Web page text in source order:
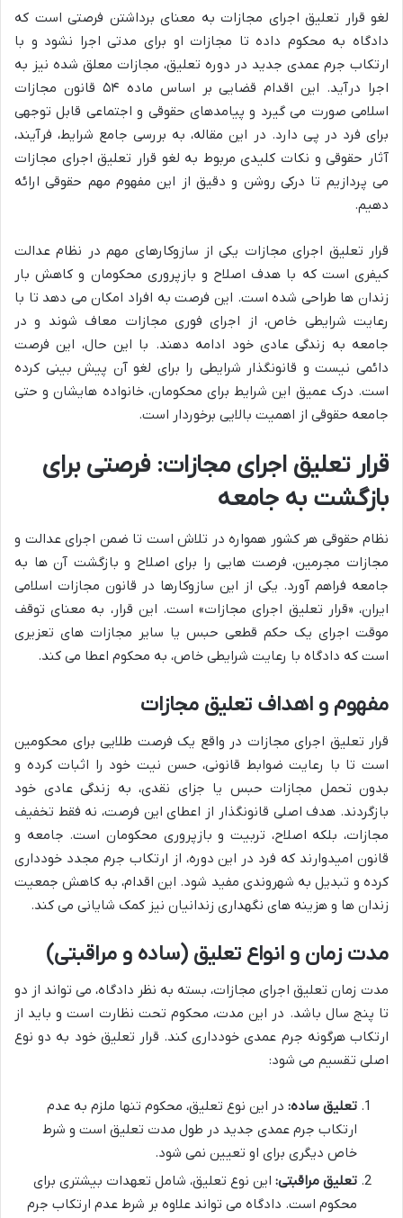
لغو قرار تعلیق اجرای مجازات به معنای برداشتن فرصتی است که
دادگاه به محکوم داده تا مجازات او برای مدتی اجرا نشود و با
ارتکاب جرم عمدی جدید در دوره تعلیق، مجازات معلق شده نیز به
اجرا درآید. این اقدام قضایی بر اساس ماده ۵۴ قانون مجازات
اسلامی صورت می گیرد و پیامدهای حقوقی و اجتماعی قابل توجهی
برای فرد در پی دارد. در این مقاله، به بررسی جامع شرایط، فرآیند،
آثار حقوقی و نکات کلیدی مربوط به لغو قرار تعلیق اجرای مجازات
می پردازیم تا درکی روشن و دقیق از این مفهوم مهم حقوقی ارائه
دهیم.
قرار تعلیق اجرای مجازات یکی از سازوکارهای مهم در نظام عدالت
کیفری است که با هدف اصلاح و بازپروری محکومان و کاهش بار
زندان ها طراحی شده است. این فرصت به افراد امکان می دهد تا با
رعایت شرایطی خاص، از اجرای فوری مجازات معاف شوند و در
جامعه به زندگی عادی خود ادامه دهند. با این حال، این فرصت
دائمی نیست و قانونگذار شرایطی را برای لغو آن پیش بینی کرده
است. درک عمیق این شرایط برای محکومان، خانواده هایشان و حتی
جامعه حقوقی از اهمیت بالایی برخوردار است.
قرار تعلیق اجرای مجازات: فرصتی برای
بازگشت به جامعه
نظام حقوقی هر کشور همواره در تلاش است تا ضمن اجرای عدالت و
مجازات مجرمین، فرصت هایی را برای اصلاح و بازگشت آن ها به
جامعه فراهم آورد. یکی از این سازوکارها در قانون مجازات اسلامی
ایران، «قرار تعلیق اجرای مجازات» است. این قرار، به معنای توقف
موقت اجرای یک حکم قطعی حبس یا سایر مجازات های تعزیری
است که دادگاه با رعایت شرایطی خاص، به محکوم اعطا می کند.
مفهوم و اهداف تعلیق مجازات
قرار تعلیق اجرای مجازات در واقع یک فرصت طلایی برای محکومین
است تا با رعایت ضوابط قانونی، حسن نیت خود را اثبات کرده و
بدون تحمل مجازات حبس یا جزای نقدی، به زندگی عادی خود
بازگردند. هدف اصلی قانونگذار از اعطای این فرصت، نه فقط تخفیف
مجازات، بلکه اصلاح، تربیت و بازپروری محکومان است. جامعه و
قانون امیدوارند که فرد در این دوره، از ارتکاب جرم مجدد خودداری
کرده و تبدیل به شهروندی مفید شود. این اقدام، به کاهش جمعیت
زندان ها و هزینه های نگهداری زندانیان نیز کمک شایانی می کند.
مدت زمان و انواع تعلیق (ساده و مراقبتی)
مدت زمان تعلیق اجرای مجازات، بسته به نظر دادگاه، می تواند از دو
تا پنج سال باشد. در این مدت، محکوم تحت نظارت است و باید از
ارتکاب هرگونه جرم عمدی خودداری کند. قرار تعلیق خود به دو نوع
اصلی تقسیم می شود:
تعلیق ساده: در این نوع تعلیق، محکوم تنها ملزم به عدم
ارتکاب جرم عمدی جدید در طول مدت تعلیق است و شرط
خاص دیگری برای او تعیین نمی شود.
تعلیق مراقبتی: این نوع تعلیق، شامل تعهدات بیشتری برای
محکوم است. دادگاه می تواند علاوه بر شرط عدم ارتکاب جرم